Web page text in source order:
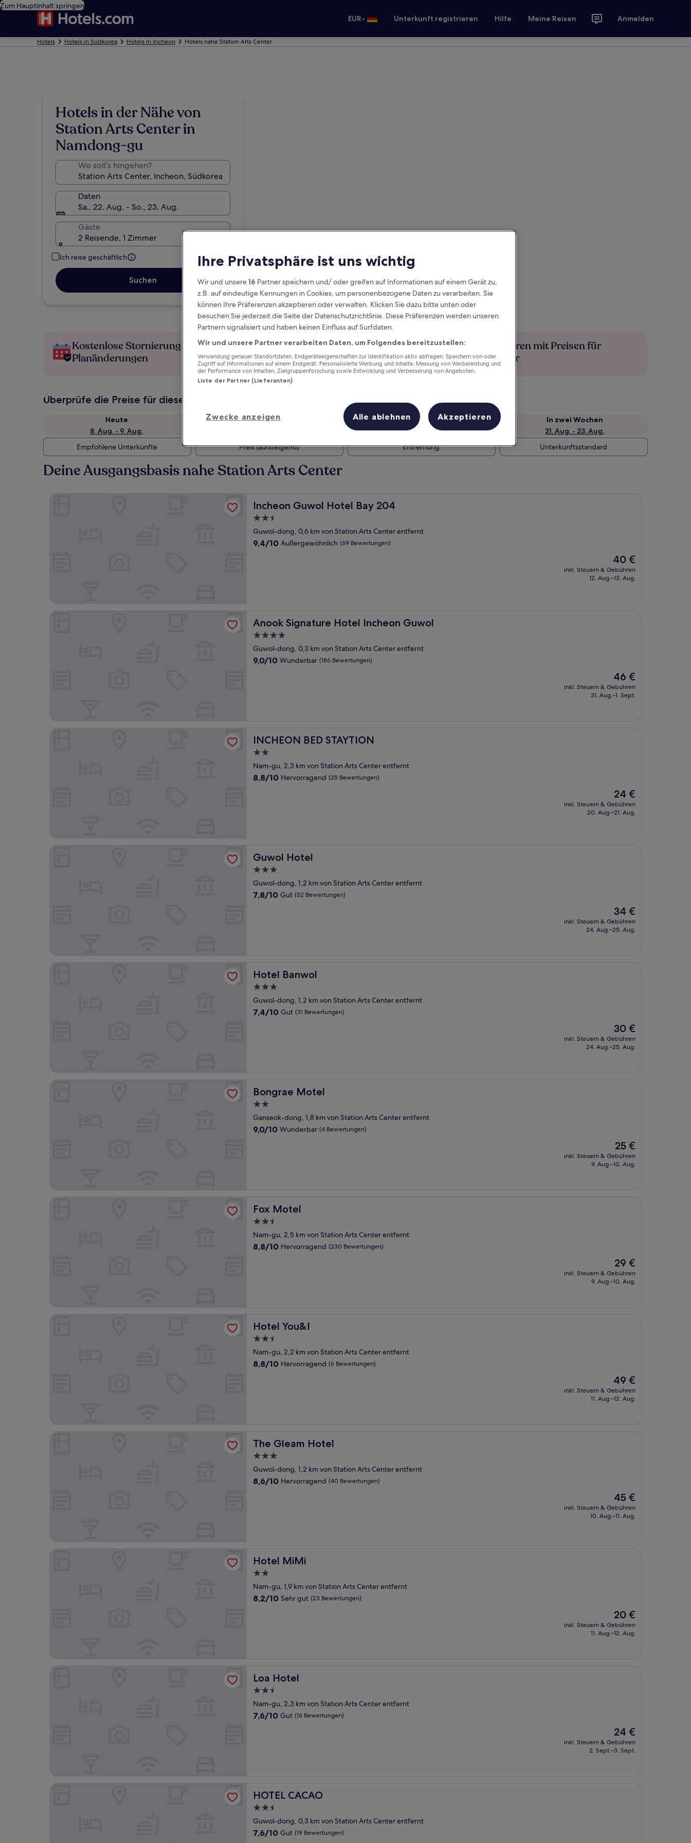
Zum Hauptinhalt springen
EUR• Unterkunft registrieren Hilfe Meine Reisen Anmelden
Hotels Hotels in Südkorea Hotels in Incheon Hotels nahe Station Arts Center
Hotels in der Nähe von
Station Arts Center in
Namdong-gu
Wo soll’s hingehen?
Daten
Sa., 22. Aug. - So., 23. Aug.
Gäste
2 Reisende, 1 Zimmer
Ich reise geschäftlich
Suchen
Kostenlose Stornierung bei
Planänderungen
Verdiene Prämien für jede
wahrgenommene Übernachtung
Mehr sparen mit Preisen für
Mitglieder
Überprüfe die Preise für diese Daten
Heute
8. Aug. - 9. Aug.
Morgen
Nächstes Wochenende
14. Aug. - 16. Aug.
In zwei Wochen
21. Aug. - 23. Aug.
Empfohlene Unterkünfte
Preis (aufsteigend) Entfernung Unterkunftsstandard
Deine Ausgangsbasis nahe Station Arts Center
Incheon Guwol Hotel Bay 204
Incheon Guwol Hotel Bay 204
2.5-
Sterne-
Unterkunft
Guwol-dong, 0,6 km von Station Arts Center entfernt
9.4
9,4/10 Außergewöhnlich (69 Bewertungen)
Der
Preis
beträgt
40 €
inkl. Steuern & Gebühren
12. Aug.–13. Aug.
Anook Signature Hotel Incheon Guwol
Anook Signature Hotel Incheon Guwol
4.0-
Sterne-
Unterkunft
Guwol-dong, 0,3 km von Station Arts Center entfernt
9.0
9,0/10 Wunderbar (186 Bewertungen)
Der
Preis
beträgt
46 €
inkl. Steuern & Gebühren
31. Aug.–1. Sept.
INCHEON BED STAYTION
INCHEON BED STAYTION
2.0-
Sterne-
Unterkunft
Nam-gu, 2,3 km von Station Arts Center entfernt
8.8
8,8/10 Hervorragend (25 Bewertungen)
Der
Preis
beträgt
24 €
inkl. Steuern & Gebühren
20. Aug.–21. Aug.
Guwol Hotel
Guwol Hotel
3.0-
Sterne-
Unterkunft
Guwol-dong, 1,2 km von Station Arts Center entfernt
7.8
7,8/10 Gut (52 Bewertungen)
Der
Preis
beträgt
34 €
inkl. Steuern & Gebühren
24. Aug.–25. Aug.
Hotel Banwol
Hotel Banwol
3.0-
Sterne-
Unterkunft
Guwol-dong, 1,2 km von Station Arts Center entfernt
7.4
7,4/10 Gut (31 Bewertungen)
Der
Preis
beträgt
30 €
inkl. Steuern & Gebühren
24. Aug.–25. Aug.
Bongrae Motel
Bongrae Motel
2.0-
Sterne-
Unterkunft
Ganseok-dong, 1,8 km von Station Arts Center entfernt
9.0
9,0/10 Wunderbar (4 Bewertungen)
Der
Preis
beträgt
25 €
inkl. Steuern & Gebühren
9. Aug.–10. Aug.
Fox Motel
Fox Motel
2.5-
Sterne-
Unterkunft
Nam-gu, 2,5 km von Station Arts Center entfernt
8.8
8,8/10 Hervorragend (230 Bewertungen)
Der
Preis
beträgt
29 €
inkl. Steuern & Gebühren
9. Aug.–10. Aug.
Hotel You&I
Hotel You&I
2.5-
Sterne-
Unterkunft
Nam-gu, 2,2 km von Station Arts Center entfernt
8.8
8,8/10 Hervorragend (6 Bewertungen)
Der
Preis
beträgt
49 €
inkl. Steuern & Gebühren
11. Aug.–12. Aug.
The Gleam Hotel
The Gleam Hotel
3.0-
Sterne-
Unterkunft
Guwol-dong, 1,2 km von Station Arts Center entfernt
8.6
8,6/10 Hervorragend (40 Bewertungen)
Der
Preis
beträgt
45 €
inkl. Steuern & Gebühren
10. Aug.–11. Aug.
Hotel MiMi
Hotel MiMi
2.0-
Sterne-
Unterkunft
Nam-gu, 1,9 km von Station Arts Center entfernt
8.2
8,2/10 Sehr gut (23 Bewertungen)
Der
Preis
beträgt
20 €
inkl. Steuern & Gebühren
11. Aug.–12. Aug.
Loa Hotel
Loa Hotel
2.5-
Sterne-
Unterkunft
Nam-gu, 2,3 km von Station Arts Center entfernt
7.6
7,6/10 Gut (16 Bewertungen)
Der
Preis
beträgt
24 €
inkl. Steuern & Gebühren
2. Sept.–3. Sept.
HOTEL CACAO
HOTEL CACAO
2.5-
Sterne-
Unterkunft
Guwol-dong, 0,3 km von Station Arts Center entfernt
7.6
7,6/10 Gut (19 Bewertungen)
Ihre Privatsphäre ist uns wichtig
Wir und unsere16 Partner speichern und/ oder greifen auf Informationen auf einem Gerät zu,
z.B. auf eindeutige Kennungen in Cookies, um personenbezogene Daten zu verarbeiten. Sie
können Ihre Präferenzen akzeptieren oder verwalten. Klicken Sie dazu bitte unten oder
besuchen Sie jederzeit die Seite der Datenschutzrichtlinie. Diese Präferenzen werden unseren
Partnern signalisiert und haben keinen Einfluss auf Surfdaten.
Wir und unsere Partner verarbeiten Daten, um Folgendes bereitzustellen:
Verwendung genauer Standortdaten. Endgeräteeigenschaften zur Identifikation aktiv abfragen. Speichern von oder
Zugriff auf Informationen auf einem Endgerät. Personalisierte Werbung und Inhalte, Messung von Werbeleistung und
der Performance von Inhalten, Zielgruppenforschung sowie Entwicklung und Verbesserung von Angeboten.
Liste der Partner (Lieferanten)
Zwecke anzeigen Alle ablehnen Akzeptieren